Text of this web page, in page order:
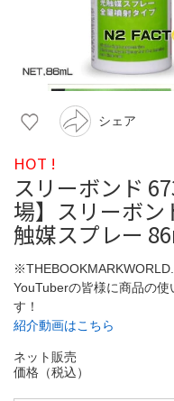
シェア
HOT !
スリーボンド
場】スリーボン
触媒スプレー
YouTuberの皆様に商品の
す！
紹介動画はこちら
ネット販売
価格（税込）